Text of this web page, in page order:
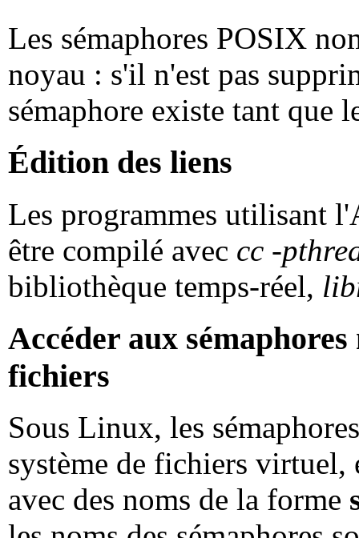
Les sémaphores POSIX
noyau : s'il n'est pas
sémaphore existe tant que
Édition des liens
Les programmes utilisant
être compilé avec cc -
bibliothèque temps-réel,
Accéder aux
fichiers
Sous Linux, les
système de fichiers
avec des noms de la forme